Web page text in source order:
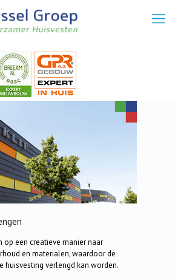
op een creatieve manier naar
en materialen, waardoor de
huisvesting verlengd kan worden.